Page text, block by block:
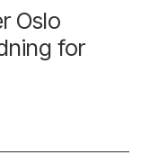
Oslo
for